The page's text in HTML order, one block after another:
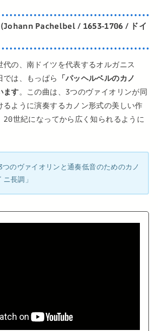
(Johann Pachelbel / 1653-1706 / ドイ
の、南ドイツを代表するオルガニス
では、もっぱら 「パッヘルベルのカノ
ます。この曲は、3つのヴァイオリンが同
るように演奏するカノン形式の美しい作
20世紀になってから広く知られるように
のヴァイオリンと通奏低音のためのカノ
長調」